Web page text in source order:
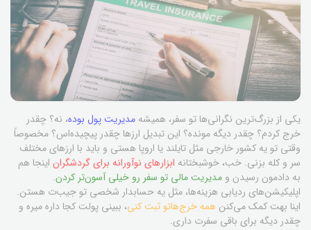
یکی از بزرگ‌ترین نگرانی‌ها تو سفر، همیشه مدیریت پول بوده، نه؟ چقدر
خرج کردم؟ چقدر دیگه مونده؟ این تبدیل ارزها چقدر پیچیده‌اس؟ مخصوصاً
وقتی تو یه کشور خارجی مثل تایلند یا اروپا هستی و باید با ارزهای مختلف
سر و کله بزنی. خب، خوشبختانه ابزارهای نوآورانه برای گردشگران اینجا هم
به دادمون رسیدن و مدیریت مالی تو سفر رو خیلی آسون‌تر کردن.
اپلیکیشن‌های ردیابی هزینه‌ها، مثل یه حسابدار شخصی تو جیب‌ت هستن.
اینا بهت کمک می‌کنن همه خرج‌هاتو ثبت کنی، ببینی پولت کجا داره میره و
چقدر دیگه برای باقی سفرت داری.